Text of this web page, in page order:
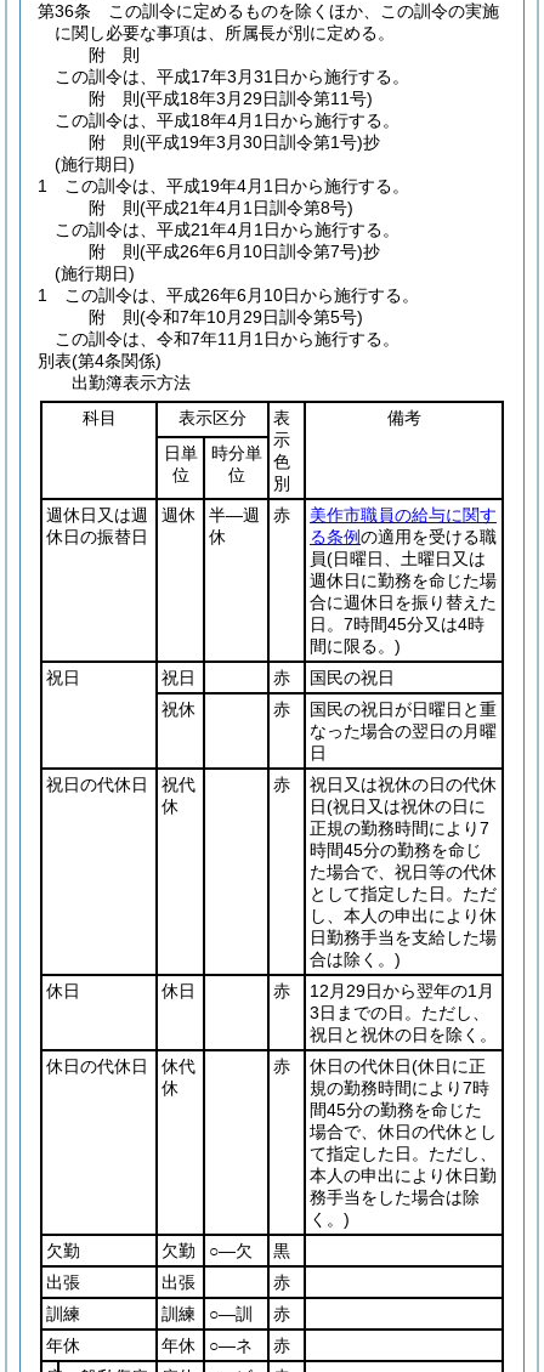
第36条
この訓令に定めるものを除くほか、この訓令の実施
に関し必要な事項は、所属長が別に定める。
附 則
この訓令は、平成17年3月31日から施行する。
附 則(平成18年3月29日訓令第11号)
この訓令は、平成18年4月1日から施行する。
附 則(平成19年3月30日訓令第1号)抄
(施行期日)
1
この訓令は、平成19年4月1日から施行する。
附 則(平成21年4月1日訓令第8号)
この訓令は、平成21年4月1日から施行する。
附 則(平成26年6月10日訓令第7号)抄
(施行期日)
1
この訓令は、平成26年6月10日から施行する。
附 則(令和7年10月29日訓令第5号)
この訓令は、令和7年11月1日から施行する。
別表(第4条関係)
出勤簿表示方法
科目
表示区分
表
示
色
別
備考
日単
位
時分単
位
週休日又は週
休日の振替日
週休
半―週
休
赤
美作市職員の給与に関す
る条例の適用を受ける職
員(日曜日、土曜日又は
週休日に勤務を命じた場
合に週休日を振り替えた
日。7時間45分又は4時
間に限る。)
祝日
祝日 赤
国民の祝日
祝休
赤
国民の祝日が日曜日と重
なった場合の翌日の月曜
日
祝日の代休日
祝代
休
赤
祝日又は祝休の日の代休
日(祝日又は祝休の日に
正規の勤務時間により7
時間45分の勤務を命じ
た場合で、祝日等の代休
として指定した日。ただ
し、本人の申出により休
日勤務手当を支給した場
合は除く。)
休日
休日 赤
12月29日から翌年の1月
3日までの日。ただし、
祝日と祝休の日を除く。
休日の代休日
休代
休
赤 休日の代休日(休日に正
規の勤務時間により7時
間45分の勤務を命じた
場合で、休日の代休とし
て指定した日。ただし、
本人の申出により休日勤
務手当をした場合は除
く。)
欠勤
欠勤 ○―欠
黒
出張
出張
赤
訓練
訓練 ○―訓
赤
年休
年休 ○―ネ
赤